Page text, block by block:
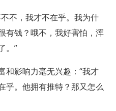
不，我才不在乎。我为什
有钱？哦不，我好害怕，浑
。”
和影响力毫无兴趣：“我才
乎。他拥有推特？那又怎么